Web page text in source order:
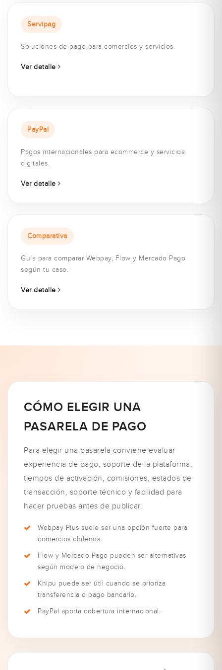
Servipag
Soluciones de pago para comercios y servicios.
Ver detalle
PayPal
Pagos internacionales para ecommerce y servicios
digitales.
Ver detalle
Comparativa
Guía para comparar Webpay, Flow y Mercado Pago
según tu caso.
Ver detalle
CÓMO ELEGIR UNA
PASARELA DE PAGO
Para elegir una pasarela conviene evaluar
experiencia de pago, soporte de la plataforma,
tiempos de activación, comisiones, estados de
transacción, soporte técnico y facilidad para
hacer pruebas antes de publicar.
Webpay Plus suele ser una opción fuerte para
comercios chilenos.
Flow y Mercado Pago pueden ser alternativas
según modelo de negocio.
Khipu puede ser útil cuando se prioriza
transferencia o pago bancario.
PayPal aporta cobertura internacional.